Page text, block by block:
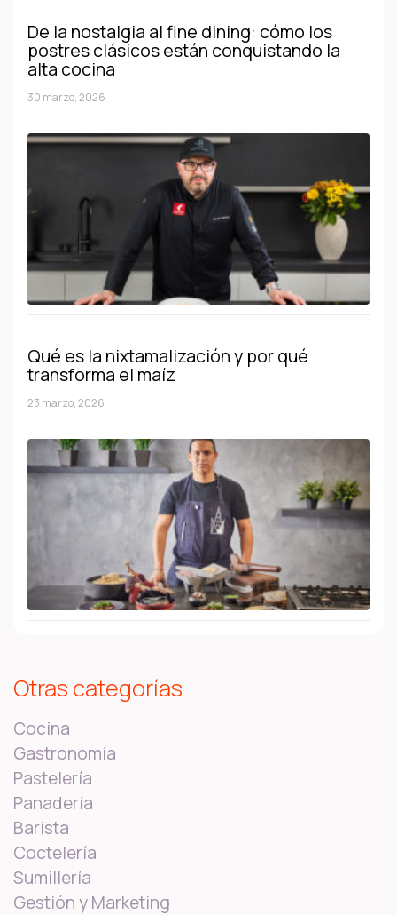
De la nostalgia al fine dining: cómo los
postres clásicos están conquistando la
alta cocina
30 marzo, 2026
Qué es la nixtamalización y por qué
transforma el maíz
23 marzo, 2026
Otras categorías
Cocina
Gastronomía
Pastelería
Panadería
Barista
Coctelería
Sumillería
Gestión y Marketing